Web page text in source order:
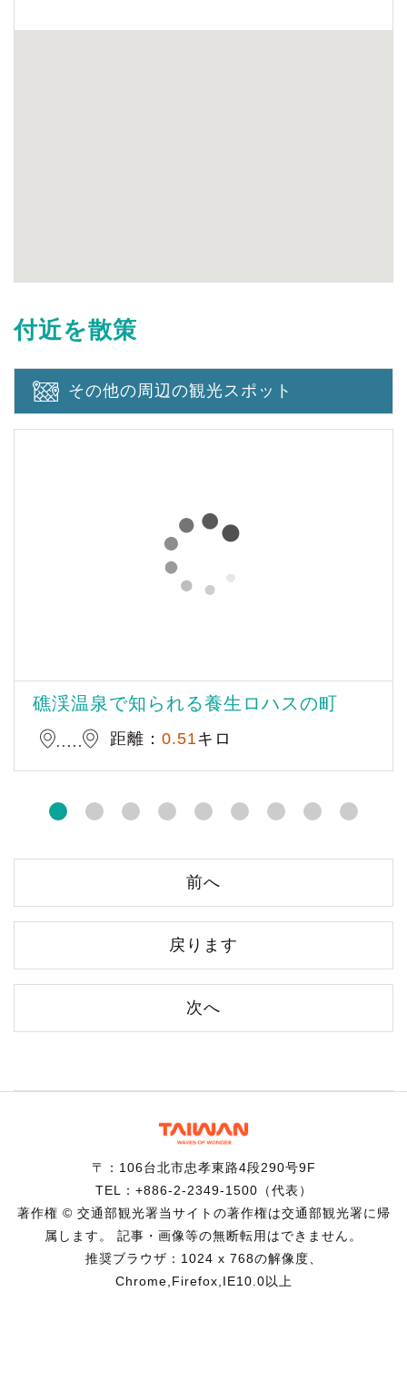
付近を散策
その他の周辺の観光スポット
礁渓温泉で知られる養生ロハスの町
距離： 0.51キロ
前へ
戻ります
次へ
〒：106台北市忠孝東路4段290号9F
TEL：+886-2-2349-1500（代表）
著作権 © 交通部観光署当サイトの著作権は交通部観光署に帰
属します。 記事・画像等の無断転用はできません。
推奨ブラウザ：1024 x 768の解像度、
Chrome,Firefox,IE10.0以上